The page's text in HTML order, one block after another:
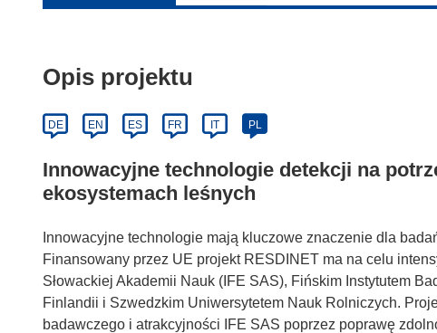
Opis projektu
DE EN ES FR IT PL
Innowacyjne technologie detekcji na
ekosystemach leśnych
Innowacyjne technologie mają kluczowe znaczenie dla
Finansowany przez UE projekt RESDINET ma na celu
Słowackiej Akademii Nauk (IFE SAS), Fińskim Instytutem
Finlandii i Szwedzkim Uniwersytetem Nauk Rolniczych.
badawczego i atrakcyjności IFE SAS poprzez poprawę